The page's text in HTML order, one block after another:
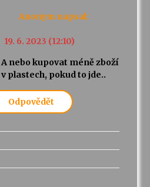
Anonym napsal:
19. 6. 2023 (12:10)
A nebo kupovat méně zboží
v plastech, pokud to jde..
Odpovědět